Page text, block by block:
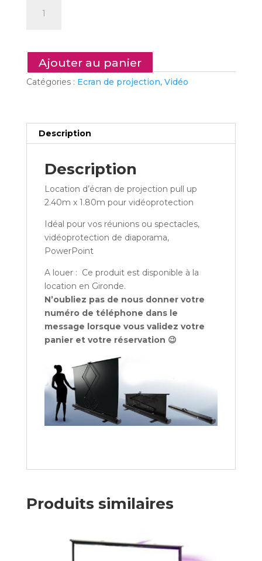
Ecran
de
projection
2.40m
Ajouter au panier
Catégories : Ecran de projection, Vidéo
Description
Description
Location d’écran de projection pull up
2.40m x 1.80m pour vidéoprotection
Idéal pour vos réunions ou spectacles,
vidéoprotection de diaporama,
PowerPoint
A louer : Ce produit est disponible à la
location en Gironde.
N’oubliez pas de nous donner votre
numéro de téléphone dans le
message lorsque vous validez votre
panier et votre réservation 😉
Produits similaires